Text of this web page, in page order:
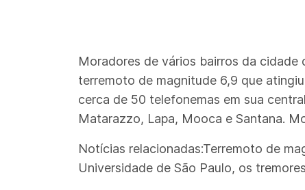
Moradores de vários bairros da
terremoto de magnitude 6,9 que
cerca de 50 telefonemas em sua
Matarazzo, Lapa, Mooca e Santana.
Notícias relacionadas:Terremoto de
Universidade de São Paulo, os